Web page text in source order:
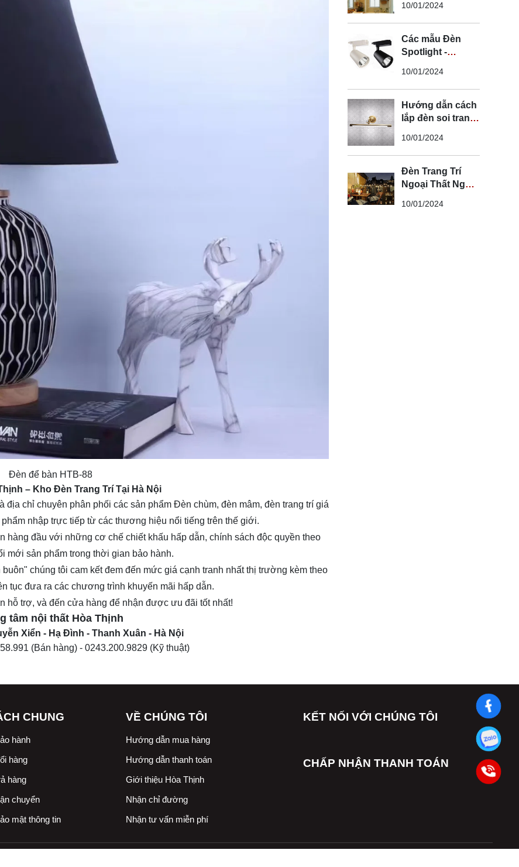
Đèn để bàn HTB-88
– Kho Đèn Trang Trí Tại Hà Nội
chỉ chuyên phân phối các sản phẩm Đèn chùm, đèn mâm, đèn trang trí giá
nhập trực tiếp từ các thương hiệu nổi tiếng trên thế giới.
đầu với những cơ chế chiết khấu hấp dẫn, chính sách độc quyền theo
mới sản phẩm trong thời gian bảo hành.
chúng tôi cam kết đem đến mức giá cạnh tranh nhất thị trường kèm theo
tục đưa ra các chương trình khuyến mãi hấp dẫn.
hỗ trợ, và đến cửa hàng để nhận được ưu đãi tốt nhất!
tâm nội thất Hòa Thịnh
Xiển - Hạ Đình - Thanh Xuân - Hà Nội
(Bán hàng) - 0243.200.9829 (Kỹ thuật)
Lắp Đèn Trần
Thạch Cao
10/01/2024
Các mẫu Đèn
Spotlight -
- Spotlight rọi ray
10/01/2024
Hướng dẫn cách
lắp đèn soi tranh
an toàn
10/01/2024
Đèn Trang Trí
Ngoại Thất Ngoài
Thất Trang Trí
10/01/2024
CHUNG
hành
hàng
hàng
chuyển
mật thông tin
VỀ CHÚNG TÔI
Hướng dẫn mua hàng
Hướng dẫn thanh toán
Giới thiệu Hòa Thịnh
Nhận chỉ đường
Nhận tư vấn miễn phí
KẾT NỐI VỚI CHÚNG TÔI
CHẤP NHẬN THANH TOÁN